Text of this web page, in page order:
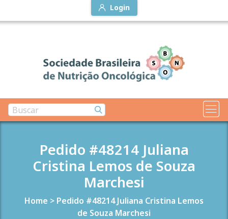
Login
Pedido #48214 Juliana
Cristina Lemos de Souza
Marchesi
Home > Pedido #48214 Juliana Cristina Lemos
de Souza Marchesi